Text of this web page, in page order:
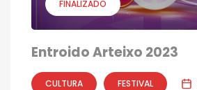
FINALIZADO
Entroido Arteixo 2023
CULTURA FESTIVAL